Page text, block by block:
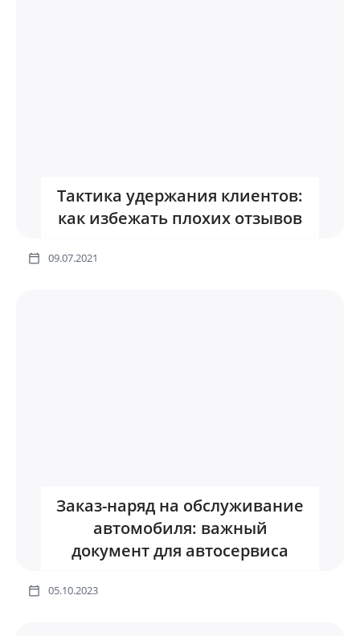
Тактика удержания клиентов:
как избежать плохих отзывов
09.07.2021
Заказ-наряд на обслуживание
автомобиля: важный
документ для автосервиса
05.10.2023